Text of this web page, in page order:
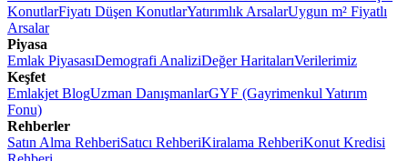
KonutlarFiyatı Düşen KonutlarYatırımlık ArsalarUygun m² Fiyatlı
Arsalar
Piyasa
Emlak PiyasasıDemografi AnaliziDeğer HaritalarıVerilerimiz
Keşfet
Emlakjet BlogUzman DanışmanlarGYF (Gayrimenkul Yatırım
Fonu)
Rehberler
Satın Alma RehberiSatıcı RehberiKiralama RehberiKonut Kredisi